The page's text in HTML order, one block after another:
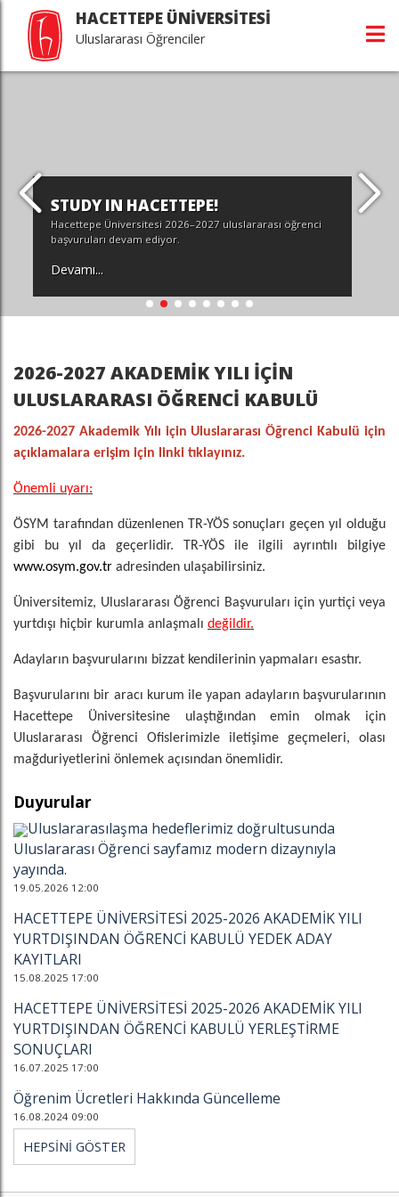
HACETTEPE ÜNİVERSİTESİ
Uluslararası Öğrenciler
STUDY IN HACETTEPE!
Hacettepe Üniversitesi 2026–2027 uluslararası öğrenci
başvuruları devam ediyor.
Devamı...
2026-2027 AKADEMİK YILI İÇİN
ULUSLARARASI ÖĞRENCİ KABULÜ
2026-2027 Akademik Yılı için Uluslararası Öğrenci Kabulü için
açıklamalara erişim için linki tıklayınız.
Önemli uyarı:
ÖSYM tarafından düzenlenen TR-YÖS sonuçları geçen yıl olduğu
gibi bu yıl da geçerlidir. TR-YÖS ile ilgili ayrıntılı bilgiye
www.osym.gov.tr adresinden ulaşabilirsiniz.
Üniversitemiz, Uluslararası Öğrenci Başvuruları için yurtiçi veya
yurtdışı hiçbir kurumla anlaşmalı değildir.
Adayların başvurularını bizzat kendilerinin yapmaları esastır.
Başvurularını bir aracı kurum ile yapan adayların başvurularının
Hacettepe Üniversitesine ulaştığından emin olmak için
Uluslararası Öğrenci Ofislerimizle iletişime geçmeleri, olası
mağduriyetlerini önlemek açısından önemlidir.
Duyurular
Uluslararasılaşma hedeflerimiz doğrultusunda
Uluslararası Öğrenci sayfamız modern dizaynıyla
yayında.
19.05.2026 12:00
HACETTEPE ÜNİVERSİTESİ 2025-2026 AKADEMİK YILI
YURTDIŞINDAN ÖĞRENCİ KABULÜ YEDEK ADAY
KAYITLARI
15.08.2025 17:00
HACETTEPE ÜNİVERSİTESİ 2025-2026 AKADEMİK YILI
YURTDIŞINDAN ÖĞRENCİ KABULÜ YERLEŞTİRME
SONUÇLARI
16.07.2025 17:00
Öğrenim Ücretleri Hakkında Güncelleme
16.08.2024 09:00
HEPSİNİ GÖSTER